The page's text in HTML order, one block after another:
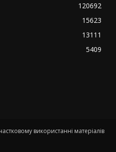
120692
15623
13111
5409
використанні матеріалів